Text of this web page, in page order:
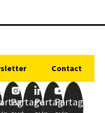
Contact
PartagerPartager
Partager